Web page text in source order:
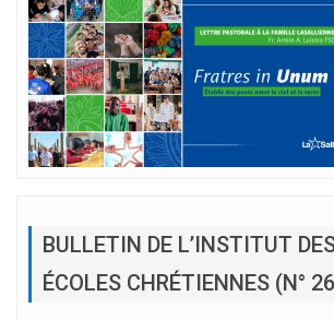
BULLETIN DE L’INSTITUT
ÉCOLES CHRÉTIENNES (N°